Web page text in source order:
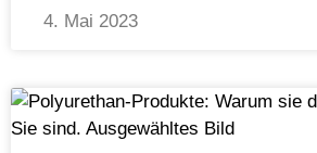
4. Mai 2023